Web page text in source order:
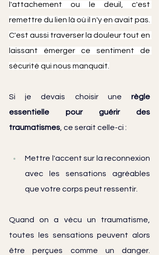
l'attachement ou le deuil, c'est
remettre du lien là où il n'y en avait pas.
C'est aussi traverser la douleur tout en
laissant émerger ce sentiment de
sécurité qui nous manquait.
Si je devais choisir une règle
essentielle pour guérir des
traumatismes , ce serait celle-ci :
Mettre l'accent sur la reconnexion
avec les sensations agréables
que votre corps peut ressentir.
Quand on a vécu un traumatisme,
toutes les sensations peuvent alors